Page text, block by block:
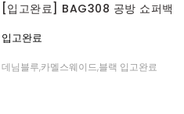
[입고완료] BAG308 공방 쇼퍼백
입고완료
데님블루,카멜스웨이드,블랙 입고완료